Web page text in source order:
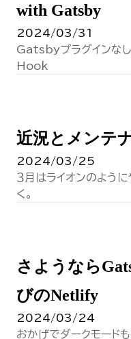
with Gatsby
2024/03/31
Gatsbyプラグイン
Hook
近況とメンテ
2024/03/25
３月はライオンのよう
く。
さようなら
びのNetlify
2024/03/24
おかげでダークモード